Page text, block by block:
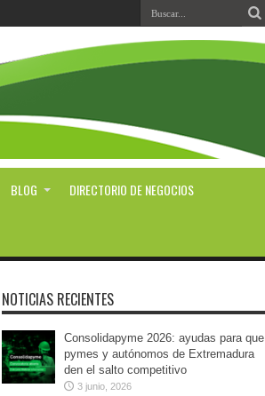
BLOG DIRECTORIO DE NEGOCIOS
NOTICIAS RECIENTES
Consolidapyme 2026: ayudas para que
pymes y autónomos de Extremadura
den el salto competitivo
3 junio, 2026